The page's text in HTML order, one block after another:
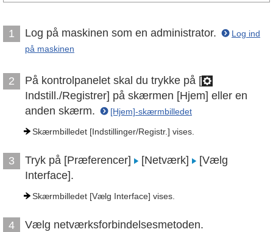
1 Log på maskinen som en administrator.
Log ind
på maskinen
2
På kontrolpanelet skal du trykke på [
Indstill./Registrer] på skærmen [Hjem] eller en
anden skærm.
[Hjem]-skærmbilledet
Skærmbilledet [Indstillinger/Registr.] vises.
3 Tryk på [Præferencer] [Netværk]
[Vælg
Interface].
Skærmbilledet [Vælg Interface] vises.
4 Vælg netværksforbindelsesmetoden.